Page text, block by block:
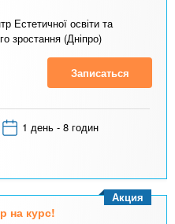
Естетичної освіти та
зростання (Дніпро)
Записаться
1 день - 8 годин
на курс!
Акция